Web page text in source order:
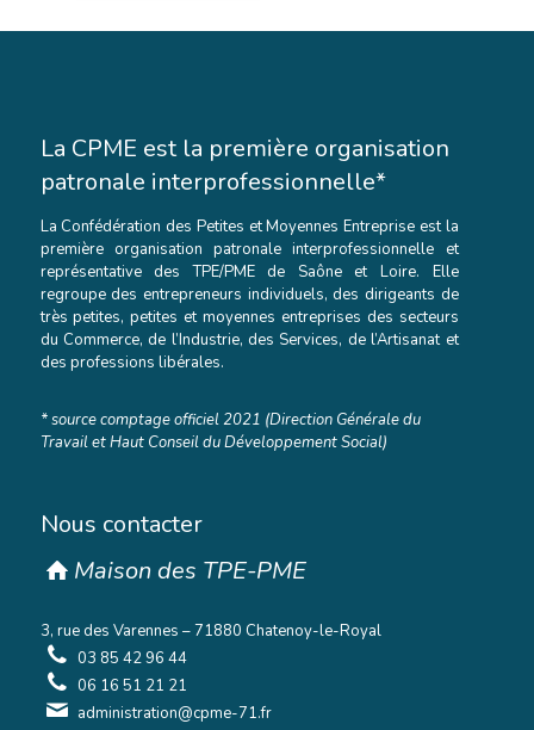
La CPME est la première organisation
patronale interprofessionnelle*
La Confédération des Petites et Moyennes Entreprise est la
première organisation patronale interprofessionnelle et
représentative des TPE/PME de Saône et Loire. Elle
regroupe des entrepreneurs individuels, des dirigeants de
très petites, petites et moyennes entreprises des secteurs
du Commerce, de l’Industrie, des Services, de l’Artisanat et
des professions libérales.
* source comptage officiel 2021 (Direction Générale du
Travail et Haut Conseil du Développement Social)
Nous contacter
Maison des TPE-PME
3, rue des Varennes – 71880 Chatenoy-le-Royal
03 85 42 96 44
06 16 51 21 21
administration@cpme-71.fr